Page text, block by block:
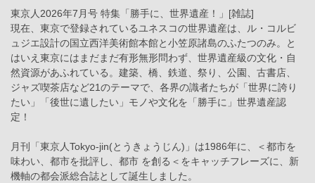
東京人2026年7月号 特集「勝手に、世界遺産！」[雑誌]
現在、東京で登録されているユネスコの世界遺産は、ル・コルビ
ュジエ設計の国立西洋美術館本館と小笠原諸島のふたつのみ。と
はいえ東京にはまだまだ有形無形問わず、世界遺産級の文化・自
然資源があふれている。建築、橋、鉄道、祭り、公園、古書店、
ジャズ喫茶店など21のテーマで、各界の識者たちが「世界に誇り
たい」「後世に遺したい」モノや文化を「勝手に」世界遺産認
定！
月刊「東京人Tokyo-jin(とうきょうじん)」は1986年に、＜都市を
味わい、都市を批評し、都市 を創る＜をキャッチフレーズに、新
機軸の都会派総合誌として誕生しました。